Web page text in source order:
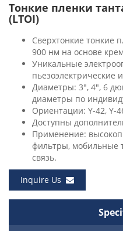
Тонкие пленки
(LTOI)
Сверхтонкие тонкие
900 нм на основе
Уникальные
пьезоэлектрические
Диаметры: 3", 4", 6
диаметры по
Ориентации: Y-42, Y-
Доступны
Применение:
фильтры, мобильные
связь.
Inquire Us